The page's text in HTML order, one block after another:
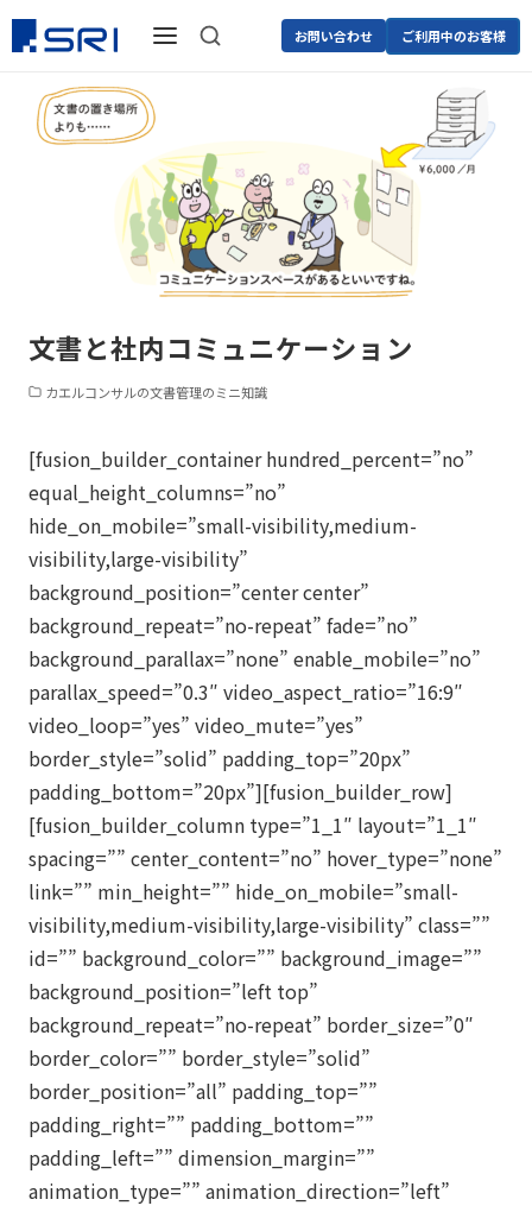
お問い合わせ ご利用中のお客様
文書と社内コミュニケーション
カエルコンサルの文書管理のミニ知識
[fusion_builder_container hundred_percent=”no”
equal_height_columns=”no”
hide_on_mobile=”small-visibility,medium-
visibility,large-visibility”
background_position=”center center”
background_repeat=”no-repeat” fade=”no”
background_parallax=”none” enable_mobile=”no”
parallax_speed=”0.3″ video_aspect_ratio=”16:9″
video_loop=”yes” video_mute=”yes”
border_style=”solid” padding_top=”20px”
padding_bottom=”20px”][fusion_builder_row]
[fusion_builder_column type=”1_1″ layout=”1_1″
spacing=”” center_content=”no” hover_type=”none”
link=”” min_height=”” hide_on_mobile=”small-
visibility,medium-visibility,large-visibility” class=””
id=”” background_color=”” background_image=””
background_position=”left top”
background_repeat=”no-repeat” border_size=”0″
border_color=”” border_style=”solid”
border_position=”all” padding_top=””
padding_right=”” padding_bottom=””
padding_left=”” dimension_margin=””
animation_type=”” animation_direction=”left”